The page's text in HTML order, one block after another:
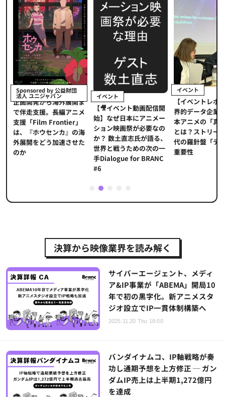
Sponsored by 公益財団
法人 ユニジャパン
企画開発から海外展開ま
で伴走支援。長編アニメ
支援「Film Frontier」
は、『ホウセンカ』の海
外展開をどう加速させた
のか
イベント
【🎥イベント動画配信開
始】なぜ日本にアニメー
ション映画祭が必要なの
か？ 数土直志氏が語る、
世界と戦うための次の一
手Dialogue for BRANC
#6
イベント
【イベントレポ
界的データ企業
本アニメの「真
とは？ストリー
代の羅針盤「デ
重要性
2
決算から映像業界を読み解く
サイバーエージェント、メディ
ア&IP事業が「ABEMA」開局10
年で初の黒字化。新アニメスタ
ジオ設立でIP一貫体制構築へ
2025.11.20 Thu 18:00
バンダイナムコ、IP軸戦略が奏
功し通期予想を上方修正 ─ ガン
ダムIP売上は上半期1,272億円
を達成